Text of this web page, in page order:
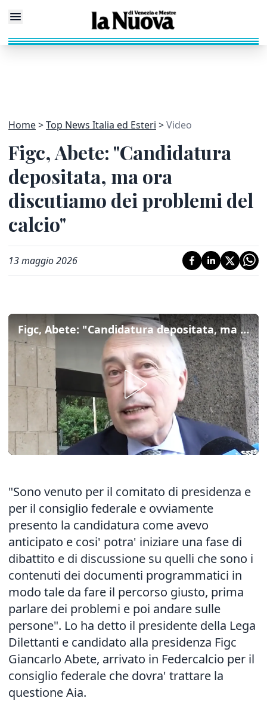
Home Top News Italia ed Esteri Video
Figc, Abete: "Candidatura
depositata, ma ora
discutiamo dei problemi del
calcio"
13 maggio 2026
Figc, Abete: "Candidatura depositata, ma ora discutiamo dei problemi del calcio"
"Sono venuto per il comitato di presidenza e
per il consiglio federale e ovviamente
presento la candidatura come avevo
anticipato e cosi' potra' iniziare una fase di
dibattito e di discussione su quelli che sono i
contenuti dei documenti programmatici in
modo tale da fare il percorso giusto, prima
parlare dei problemi e poi andare sulle
persone". Lo ha detto il presidente della Lega
Dilettanti e candidato alla presidenza Figc
Giancarlo Abete, arrivato in Federcalcio per il
consiglio federale che dovra' trattare la
questione Aia.